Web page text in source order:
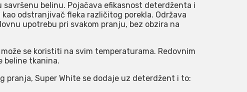
belinu. Pojačava efikasnost deterdženta i
odstranjivač fleka različitog porekla. Održava
upotrebu pri svakom pranju, bez obzira na
se koristiti na svim temperaturama. Redovnim
beline tkanina.
pranja, Super White se dodaje uz deterdžent i to: